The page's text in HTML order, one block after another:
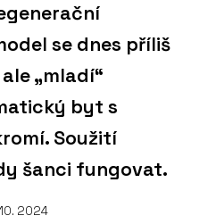
se dnes příliš
„mladí“
byt s
Soužití
šanci fungovat.
2024